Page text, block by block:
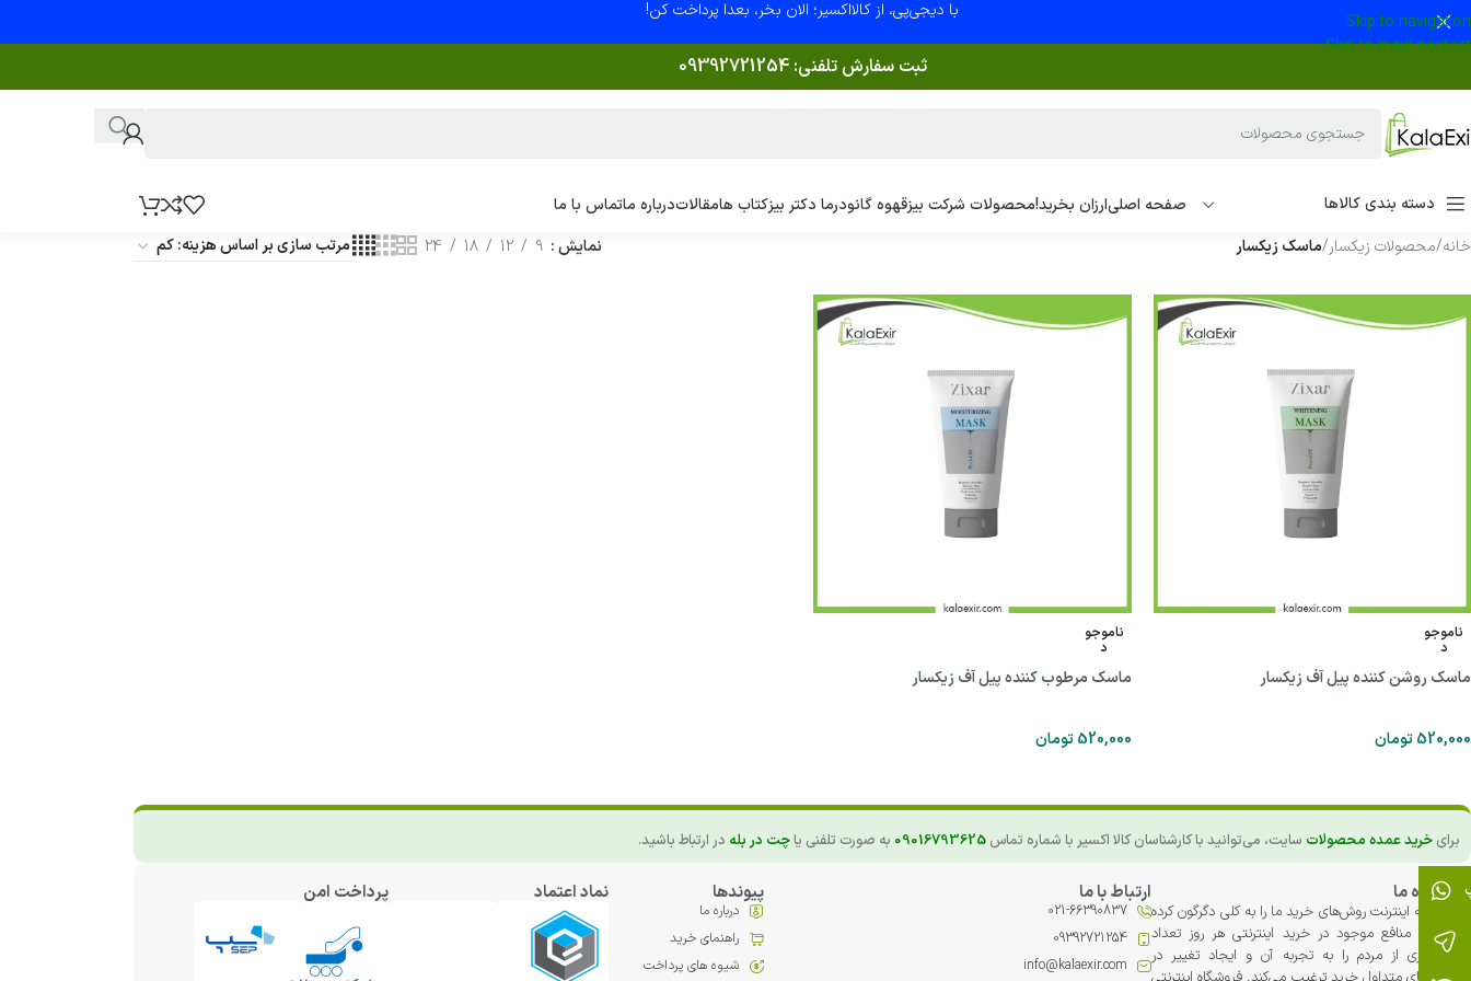
Skip to navigation
Skip to main content
با دیجی‌پی، از کالااکسیر؛ الان بخر، بعدا پرداخت کن!
ثبت سفارش تلفنی:09392721254
دسته بندی کالاها صفحه اصلیارزان بخرید!محصولات شرکت بیزقهوه گانودرما دکتر بیزکتاب هامقالاتدرباره ماتماس با ما
خانه/محصولات زیکسار/ماسک زیکسار نمایش 9
12
18
24
ناموجو
د
ماسک روشن کننده پیل آف زیکسار
520,000تومان
ناموجو
د
ماسک مرطوب کننده پیل آف زیکسار
520,000 تومان
برای خرید عمده محصولات سایت، می‌توانید با کارشناسان کالا اکسیر با شماره تماس 09016793625 به صورت تلفنی یاچت در بله در ارتباط باشید.
درباره ما
توسعه اینترنت روش‌های خرید ما را به کلی دگرگون کرده
است. منافع موجود در خرید اینترنتی هر روز تعداد
بیشتری از مردم را به تجربه آن و ایجاد تغییر در
ارتباط با ما
021-66390837
09392721254
info@kalaexir.com
پیوندها
درباره ما
راهنمای خرید
شیوه های پرداخت
نماد اعتماد پرداخت امن